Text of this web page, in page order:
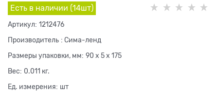
Есть в наличии (14шт)
Артикул: 1212476
Производитель : Сима-ленд
Размеры упаковки, мм: 90 x 5 x 175
Вес: 0.011 кг.
Ед. измерения: шт